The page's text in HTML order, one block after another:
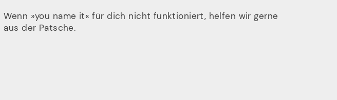
Wenn »you name it« für dich nicht funktioniert, helfen wir gerne
aus der Patsche.